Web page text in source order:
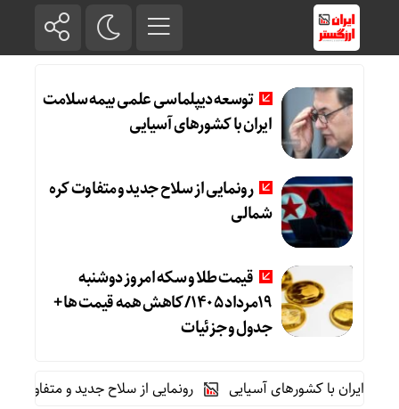
توسعه دیپلماسی علمی بیمه سلامت
ایران با کشورهای آسیایی
رونمایی از سلاح جدید و متفاوت کره
شمالی
قیمت طلا و سکه امروز دوشنبه
19مرداد 1405/ کاهش همه قیمت ها +
جدول و جزئیات
با کشورهای آسیایی
رونمایی از سلاح جدید و متفاوت کره